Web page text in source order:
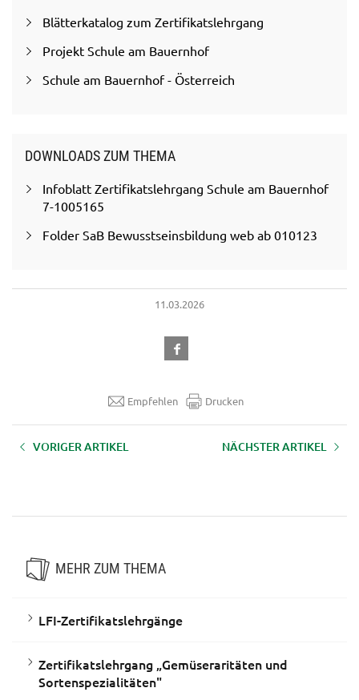
Blätterkatalog zum Zertifikatslehrgang
Projekt Schule am Bauernhof
Schule am Bauernhof - Österreich
DOWNLOADS ZUM THEMA
Infoblatt Zertifikatslehrgang Schule am Bauernhof
7-1005165
Folder SaB Bewusstseinsbildung web ab 010123
11.03.2026
Empfehlen Drucken
VORIGER ARTIKEL NÄCHSTER ARTIKEL
MEHR ZUM THEMA
LFI-Zertifikatslehrgänge
Zertifikatslehrgang „Gemüseraritäten und
Sortenspezialitäten"